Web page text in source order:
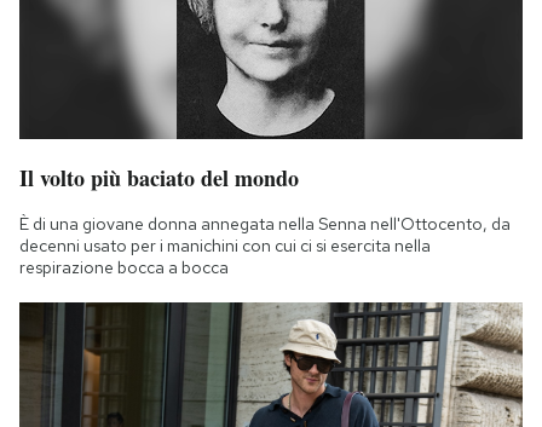
Il volto più baciato del mondo
È di una giovane donna annegata nella Senna nell'Ottocento, da
decenni usato per i manichini con cui ci si esercita nella
respirazione bocca a bocca